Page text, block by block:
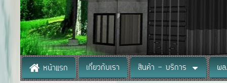
หน้าแรก เกี่ยวกับเรา สินค้า - บริการ ผ